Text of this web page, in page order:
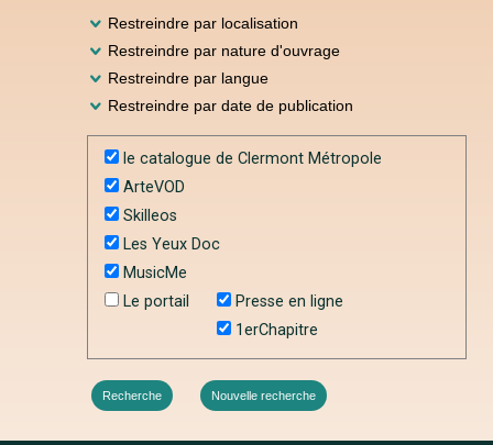
Restreindre par localisation
Restreindre par nature d'ouvrage
Restreindre par langue
Restreindre par date de publication
le catalogue de Clermont Métropole
ArteVOD
Skilleos
Les Yeux Doc
MusicMe
Le portail
Presse en ligne
1erChapitre
Recherche Nouvelle recherche